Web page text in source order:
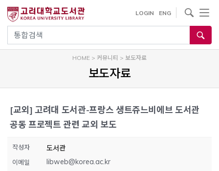
건
기
통합검색
LOGIN ENG
사이트내 검색
HOME > 커뮤니티 > 보도자료
보도자료
[교외]고려대 도서관-프랑스 생트쥬느비에브 도서관
공동 프로젝트 관련 교외 보도
작성자 도서관
이메일 libweb@korea.ac.kr